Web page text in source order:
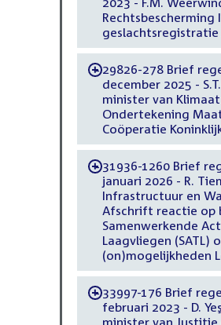
Rechtsbescherming
geslachtsregistratie
-29826-278 Brief
december 2025 -
minister van
Ondertekening
Coöperatie
-31936-1260 Brief
januari 2026 - R.
Infrastructuur en
Afschrift reactie op
Samenwerkende
Laagvliegen (SATL)
(on)mogelijkheden
-33997-176 Brief
februari 2023 - D.
minister van Justitie